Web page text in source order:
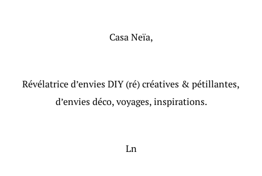
Casa Neïa,
Révélatrice d’envies DIY (ré) créatives & pétillantes,
d’envies déco, voyages, inspirations.
Ln